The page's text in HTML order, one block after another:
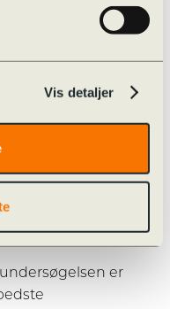
Vis detaljer
SSP Odense.
er